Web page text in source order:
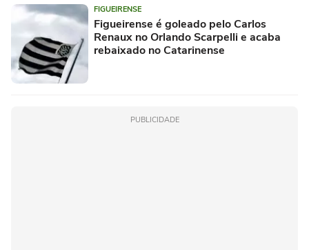
FIGUEIRENSE
Figueirense é goleado pelo Carlos
Renaux no Orlando Scarpelli e acaba
rebaixado no Catarinense
PUBLICIDADE